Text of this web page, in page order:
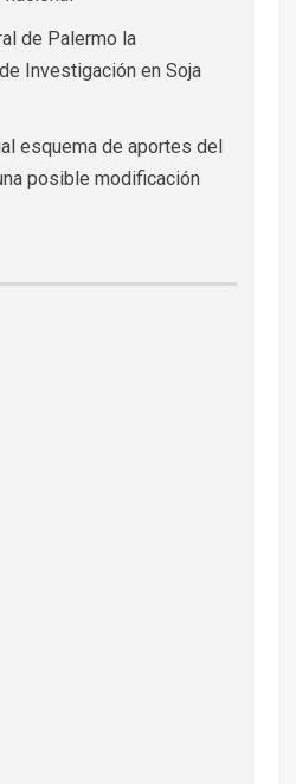
de Palermo la
Investigación en Soja
esquema de aportes del
posible modificación